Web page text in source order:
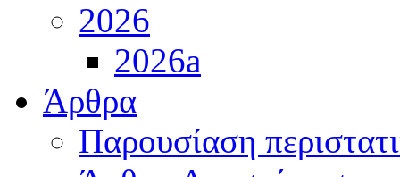
2026
2026a
Άρθρα
Παρουσίαση